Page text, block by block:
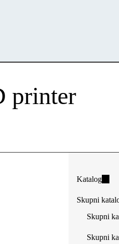
printer
Katalog(link
Skupni
Skupni
Skupni